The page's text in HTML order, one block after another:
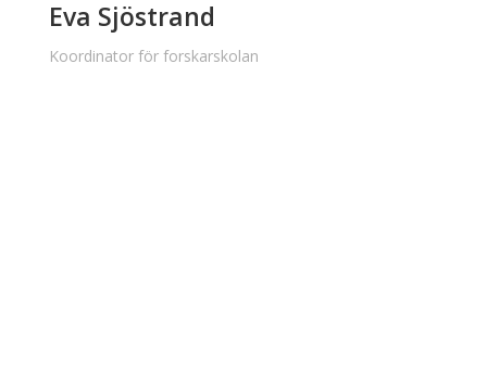
Eva Sjöstrand
Koordinator för forskarskolan